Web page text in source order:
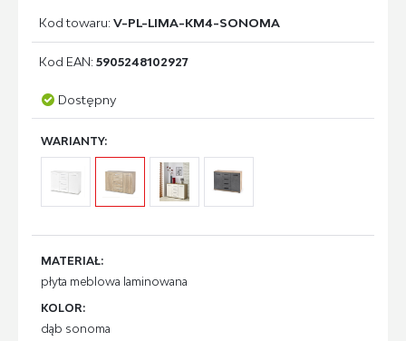
Kod towaru:V-PL-LIMA-KM4-SONOMA
Kod EAN:5905248102927
Dostępny
WARIANTY:
MATERIAŁ:
płyta meblowa laminowana
KOLOR:
dąb sonoma